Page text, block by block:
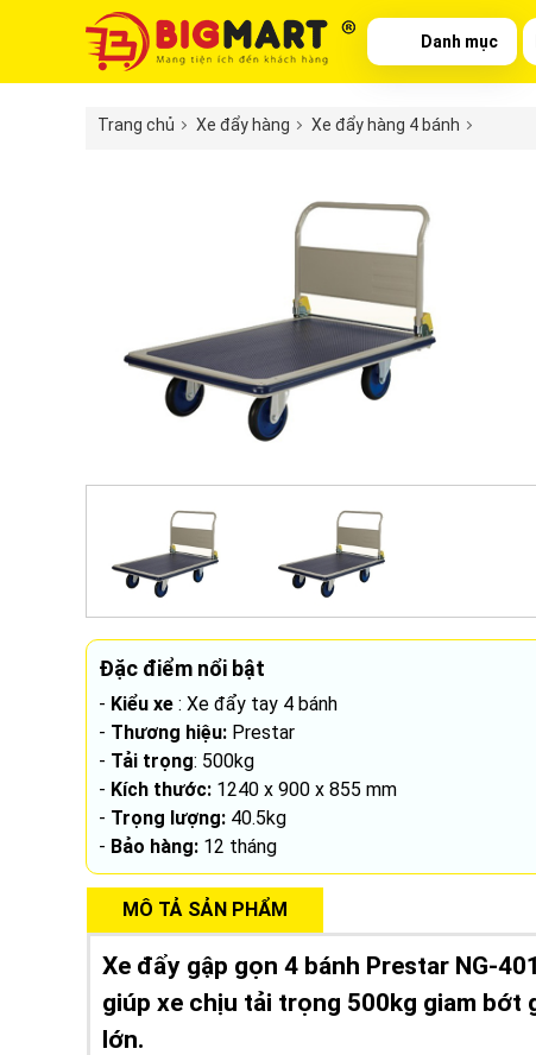
Danh mục
Trang chủ Xe đẩy hàng Xe đẩy hàng 4 bánh
Đặc điểm nổi bật
- Kiểu xe : Xe đẩy tay 4 bánh
- Thương hiệu: Prestar
- Tải trọng: 500kg
- Kích thước: 1240 x 900 x 855 mm
- Trọng lượng: 40.5kg
- Bảo hàng: 12 tháng
MÔ TẢ SẢN PHẨM
Xe đẩy gập gọn 4 bánh Prestar NG-
giúp xe chịu tải trọng 500kg giam bớt
lớn.